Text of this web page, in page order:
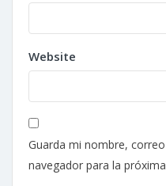
Website
Guarda mi nombre,
navegador para la